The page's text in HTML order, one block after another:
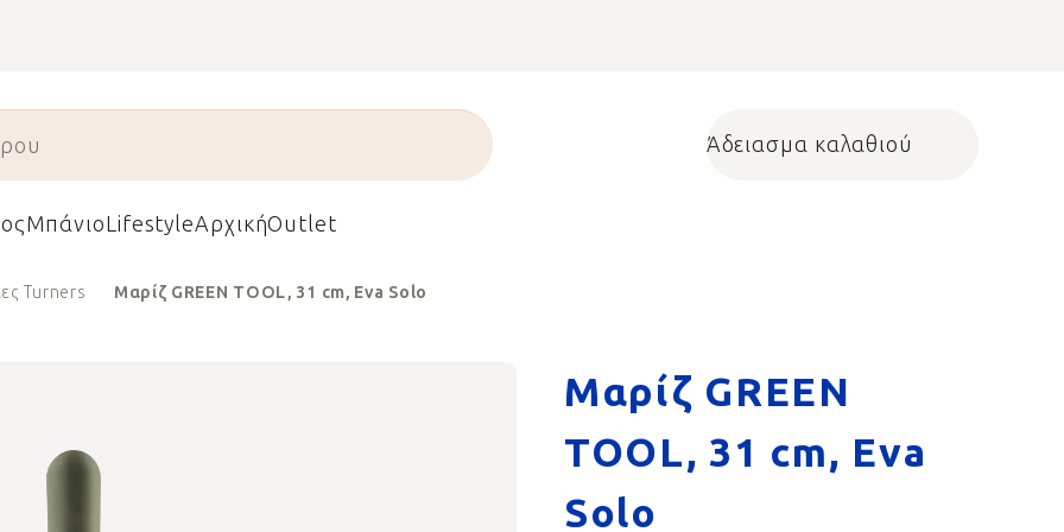
Shopping cart
Άδειασμα καλαθιού
ΜπάνιοLifestyleΑρχικήOutlet
Turners Μαρίζ GREEN TOOL, 31 cm, Eva Solo
Μαρίζ GREEN
TOOL, 31 cm, Eva
Solo